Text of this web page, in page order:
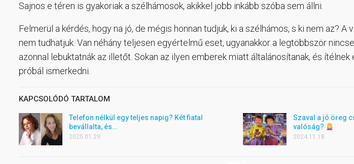
Sajnos e téren is gyakoriak a szélhámosok, akikkel jobb inkább szóba sem állni.
Felmerül a kérdés, hogy na jó, de mégis honnan tudjuk, ki a szélhámos, s ki nem az? A
nem tudhatjuk. Van néhány teljesen egyértelmű eset, ugyanakkor a legtöbbször
azonnal lebuktatnák az illetőt. Sokan az ilyen emberek miatt általánosítanak, és ítélnek
próbál ismerkedni.
KAPCSOLÓDÓ TARTALOM
Telefon nélkül egy teljes napig? Két fiatal
bevállalta, és…
2025.01.29.
Szaval a jó öreg
valóság?
2024.11.18.